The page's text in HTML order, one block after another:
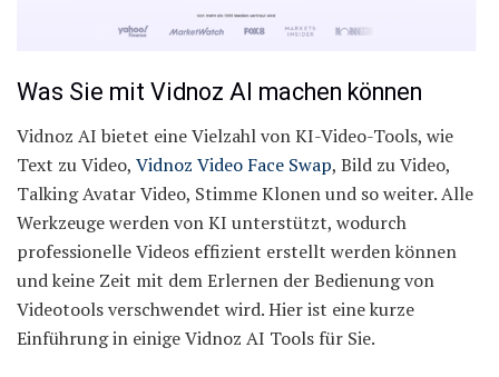
Was Sie mit Vidnoz AI machen können
Vidnoz AI bietet eine Vielzahl von KI-Video-Tools, wie
Text zu Video, Vidnoz Video Face Swap, Bild zu Video,
Talking Avatar Video, Stimme Klonen und so weiter. Alle
Werkzeuge werden von KI unterstützt, wodurch
professionelle Videos effizient erstellt werden können
und keine Zeit mit dem Erlernen der Bedienung von
Videotools verschwendet wird. Hier ist eine kurze
Einführung in einige Vidnoz AI Tools für Sie.